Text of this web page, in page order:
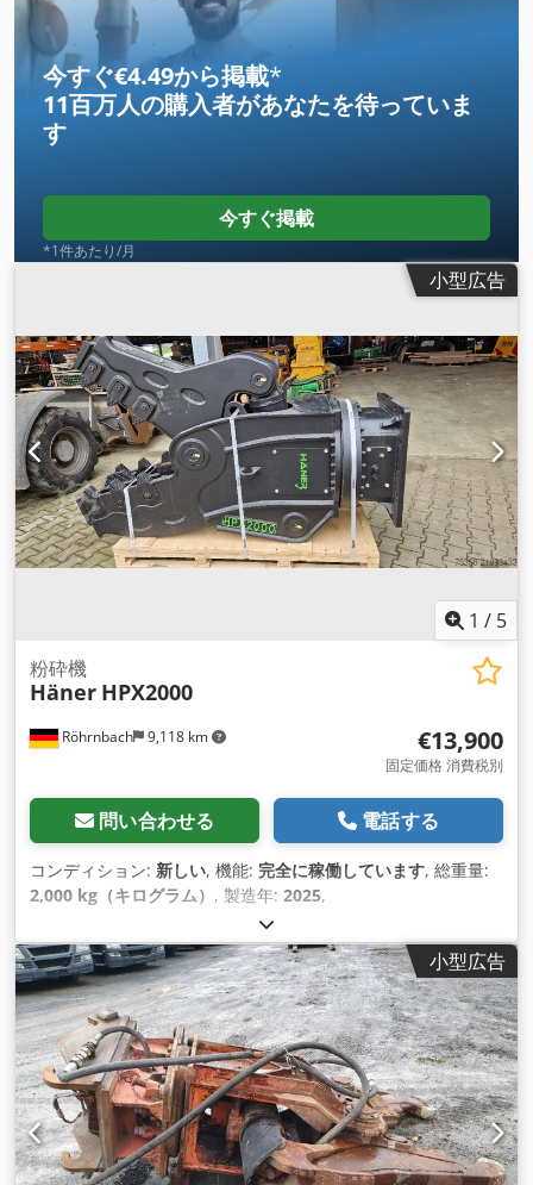
今すぐ€4.49から掲載*
11百万人の購入者があなたを待っていま
す
今すぐ掲載
*1件あたり/月
小型広告
1 / 5
Röhrnbach 9,118 km
粉砕機
Häner HPX2000
€13,900
固定価格 消費税別
問い合わせる 電話する
コンディション: 新しい, 機能: 完全に稼働しています, 総重量:
2,000 kg（キログラム） , 製造年: 2025,
小型広告